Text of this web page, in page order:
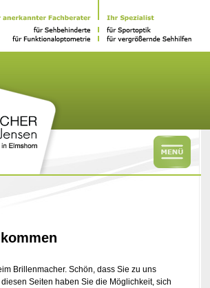
Brillenmacher. Schön, dass Sie zu uns
Seiten haben Sie die Möglichkeit, sich